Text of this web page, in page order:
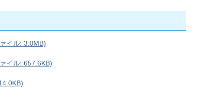
イル: 3.0MB)
イル: 657.6KB)